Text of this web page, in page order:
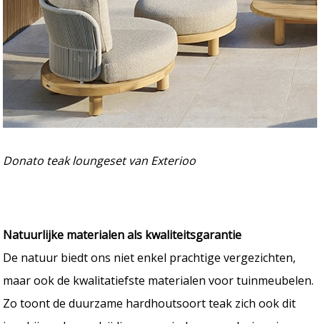
Donato teak loungeset van Exterioo
Natuurlijke materialen als kwaliteitsgarantie
De natuur biedt ons niet enkel prachtige vergezichten,
maar ook de kwalitatiefste materialen voor tuinmeubelen.
Zo toont de duurzame hardhoutsoort teak zich ook dit